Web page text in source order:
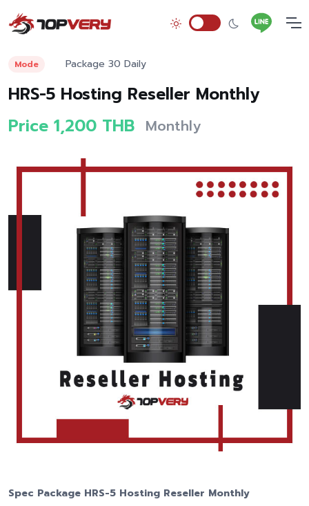
Mode Package 30 Daily
HRS-5 Hosting Reseller Monthly
Price 1,200 THB Monthly
Spec Package HRS-5 Hosting Reseller Monthly